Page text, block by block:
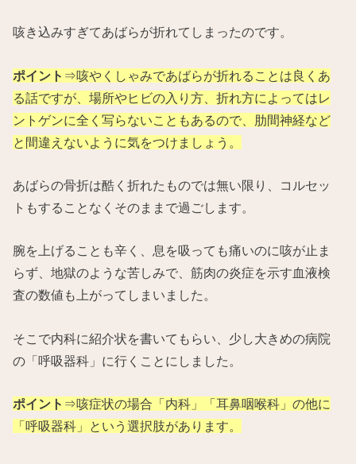
咳き込みすぎてあばらが折れてしまったのです。
ポイント ⇒咳やくしゃみであばらが折れることは良くあ
る話ですが、場所やヒビの入り方、折れ方によってはレ
ントゲンに全く写らないこともあるので、肋間神経など
と間違えないように気をつけましょう。
あばらの骨折は酷く折れたものでは無い限り、コルセッ
トもすることなくそのままで過ごします。
腕を上げることも辛く、息を吸っても痛いのに咳が止ま
らず、地獄のような苦しみで、筋肉の炎症を示す血液検
査の数値も上がってしまいました。
そこで内科に紹介状を書いてもらい、少し大きめの病院
の「呼吸器科」に行くことにしました。
ポイント ⇒咳症状の場合「内科」「耳鼻咽喉科」の他に
「呼吸器科」という選択肢があります。